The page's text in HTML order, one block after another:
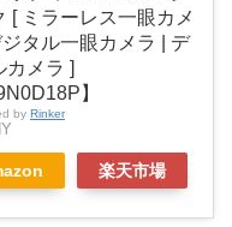
[ ミラーレス一眼カメ
タル一眼カメラ | デ
メラ ]
】
by Rinker
楽天市場